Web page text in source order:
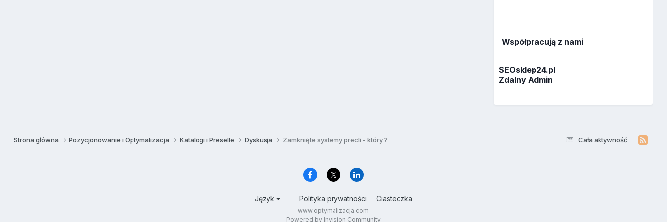
Współpracują z nami
SEOsklep24.pl
Zdalny Admin
Cała aktywność
Strona główna Pozycjonowanie i Optymalizacja Katalogi i Preselle Dyskusja Zamknięte systemy precli - który ?
Język Polityka prywatności Ciasteczka
www.optymalizacja.com
Powered by Invision Community